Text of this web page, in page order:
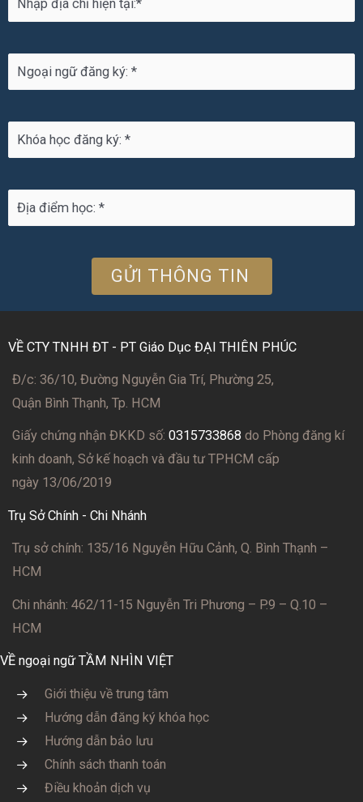
VỀ CTY TNHH ĐT - PT Giáo Dục ĐẠI THIÊN PHÚC
Đ/c: 36/10, Đường Nguyễn Gia Trí, Phường 25,
Quận Bình Thạnh, Tp. HCM
Giấy chứng nhận ĐKKD số: 0315733868 do Phòng đăng kí
kinh doanh, Sở kế hoạch và đầu tư TPHCM cấp
ngày 13/06/2019
Trụ Sở Chính - Chi Nhánh
Trụ sở chính: 135/16 Nguyễn Hữu Cảnh, Q. Bình Thạnh –
HCM
Chi nhánh: 462/11-15 Nguyễn Tri Phương – P.9 – Q.10 –
HCM
VỀ ngoại ngữ TẦM NHÌN VIỆT
Giới thiệu về trung tâm
Hướng dẫn đăng ký khóa học
Hướng dẫn bảo lưu
Chính sách thanh toán
Điều khoản dịch vụ